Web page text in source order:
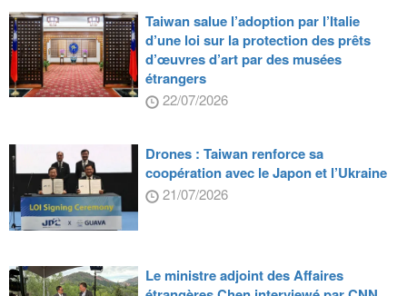
Taiwan salue l’adoption par l’Italie
d’une loi sur la protection des prêts
d’œuvres d’art par des musées
étrangers
22/07/2026
Drones : Taiwan renforce sa
coopération avec le Japon et l’Ukraine
21/07/2026
Le ministre adjoint des Affaires